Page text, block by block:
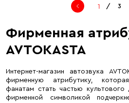
/ 3
Фирменная
AVTOKASTA
Интернет-магазин автозвука
фирменную атрибутику,
фанатам стать частью
фирменной символикой